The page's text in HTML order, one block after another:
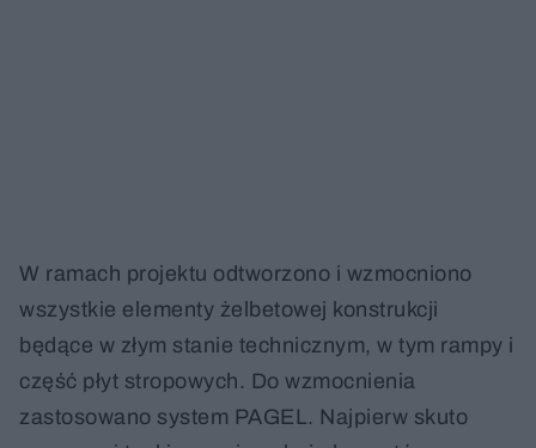
W ramach projektu odtworzono i wzmocniono
wszystkie elementy żelbetowej konstrukcji
będące w złym stanie technicznym, w tym rampy i
część płyt stropowych. Do wzmocnienia
zastosowano system PAGEL. Najpierw skuto